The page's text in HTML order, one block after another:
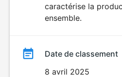
caractérise la
ensemble.
Date de classement
8 avril 2025